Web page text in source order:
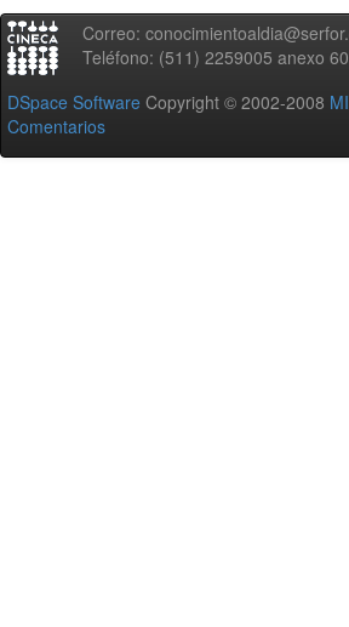
Correo:
Teléfono: (511) 2259005 anexo
DSpace Software Copyright © 2002-2008
Comentarios